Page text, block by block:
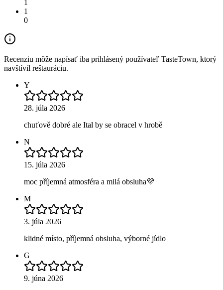
1
1
0
Recenziu môže napísať iba prihlásený používateľ TasteTown, ktorý
navštívil reštauráciu.
Y
28. júla 2026
chuťově dobré ale Ital by se obracel v hrobě
N
15. júla 2026
moc příjemná atmosféra a milá obsluha💜
M
3. júla 2026
klidné místo, příjemná obsluha, výborné jídlo
G
9. júna 2026